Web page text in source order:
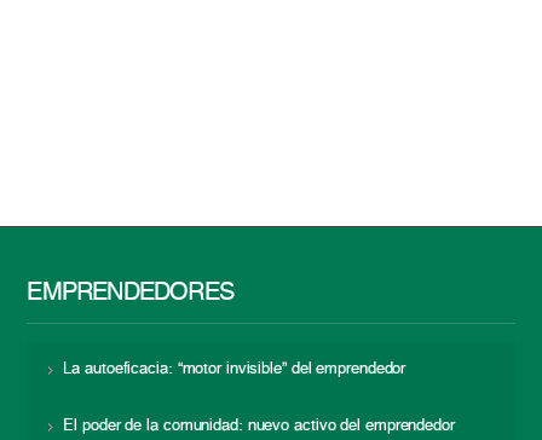
EMPRENDEDORES
La autoeficacia: “motor invisible” del emprendedor
El poder de la comunidad: nuevo activo del emprendedor